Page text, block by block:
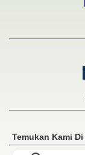
Temukan Kami Di